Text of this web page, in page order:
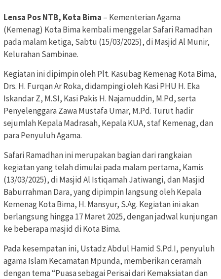
Lensa Pos NTB, Kota Bima – Kementerian Agama
(Kemenag) Kota Bima kembali menggelar Safari Ramadhan
pada malam ketiga, Sabtu (15/03/2025), di Masjid Al Munir,
Kelurahan Sambinae.
Kegiatan ini dipimpin oleh Plt. Kasubag Kemenag Kota Bima,
Drs. H. Furqan Ar Roka, didampingi oleh Kasi PHU H. Eka
Iskandar Z, M.SI, Kasi Pakis H. Najamuddin, M.Pd, serta
Penyelenggara Zawa Mustafa Umar, M.Pd. Turut hadir
sejumlah Kepala Madrasah, Kepala KUA, staf Kemenag, dan
para Penyuluh Agama.
Safari Ramadhan ini merupakan bagian dari rangkaian
kegiatan yang telah dimulai pada malam pertama, Kamis
(13/03/2025), di Masjid Al Istiqamah Jatiwangi, dan Masjid
Baburrahman Dara, yang dipimpin langsung oleh Kepala
Kemenag Kota Bima, H. Mansyur, S.Ag. Kegiatan ini akan
berlangsung hingga 17 Maret 2025, dengan jadwal kunjungan
ke beberapa masjid di Kota Bima.
Pada kesempatan ini, Ustadz Abdul Hamid S.Pd.I, penyuluh
agama Islam Kecamatan Mpunda, memberikan ceramah
dengan tema “Puasa sebagai Perisai dari Kemaksiatan dan